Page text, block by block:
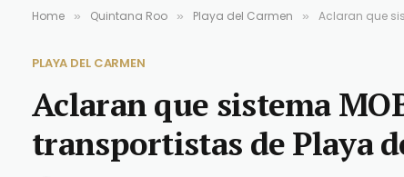
Home » Quintana Roo » Playa del Carmen » Aclaran que
PLAYA DEL CARMEN
Aclaran que sistema
transportistas de Playa